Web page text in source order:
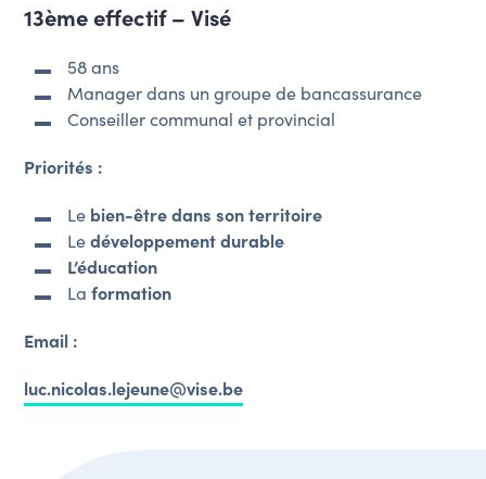
13èmeeffectif​ – Visé
58 ans
Manager dans un groupe de bancassurance
Conseiller communal et provincial
Priorités :
Le bien-être dans son territoire
Ledéveloppement durable
L’éducation
Laformation
Email :
luc.nicolas.lejeune@vise.be